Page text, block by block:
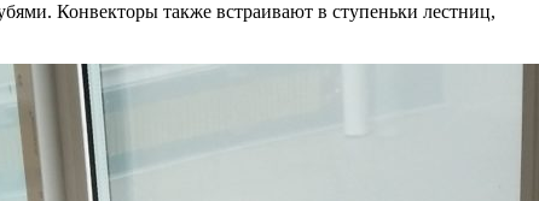
Конвекторы также встраивают в ступеньки лестниц,